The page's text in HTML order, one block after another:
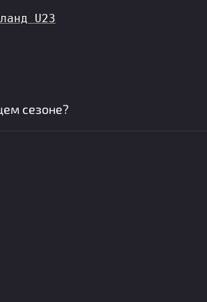
U23
сезоне?